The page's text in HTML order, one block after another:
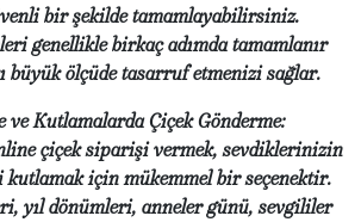
bir şekilde tamamlayabilirsiniz.
genellikle birkaç adımda tamamlanır
büyük ölçüde tasarruf etmenizi sağlar.
ve Kutlamalarda Çiçek Gönderme:
çiçek siparişi vermek, sevdiklerinizin
kutlamak için mükemmel bir seçenektir.
yıl dönümleri, anneler günü, sevgililer